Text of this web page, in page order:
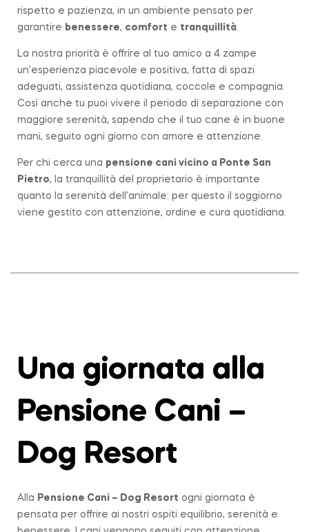
rispetto e pazienza, in un ambiente pensato per
garantire benessere, comfort e tranquillità
La nostra priorità è offrire al tuo amico a 4 zampe
un’esperienza piacevole e positiva, fatta di spazi
adeguati, assistenza quotidiana, coccole e compagnia.
Così anche tu puoi vivere il periodo di separazione con
maggiore serenità, sapendo che il tuo cane è in buone
mani, seguito ogni giorno con amore e attenzione.
Per chi cerca una pensione cani vicino a Ponte San
Pietro, la tranquillità del proprietario è importante
quanto la serenità dell’animale: per questo il soggiorno
viene gestito con attenzione, ordine e cura quotidiana.
Una giornata alla
Pensione Cani –
Dog Resort
Alla Pensione Cani – Dog Resort ogni giornata è
pensata per offrire ai nostri ospiti equilibrio, serenità e